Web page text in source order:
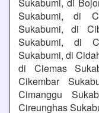
Sukabumi, di
Sukabumi, di
Sukabumi, di
Sukabumi, di
di Ciemas
Cikembar
Cimanggu
Cireunghas